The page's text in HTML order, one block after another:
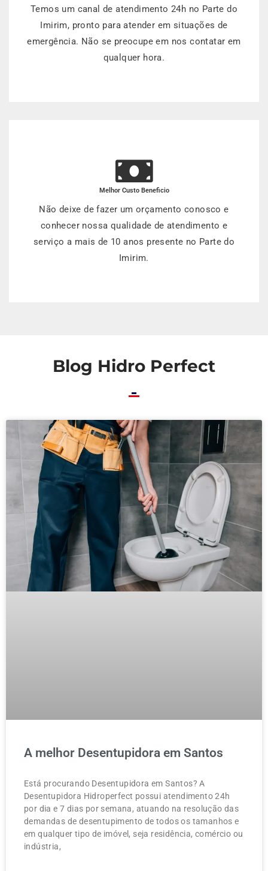
Temos um canal de atendimento 24h no Parte do
Imirim, pronto para atender em situações de
emergência. Não se preocupe em nos contatar em
qualquer hora.
Melhor Custo Beneficio
Não deixe de fazer um orçamento conosco e
conhecer nossa qualidade de atendimento e
serviço a mais de 10 anos presente no Parte do
Imirim.
Blog Hidro Perfect
A melhor Desentupidora em Santos
Está procurando Desentupidora em Santos? A
Desentupidora Hidroperfect possui atendimento 24h
por dia e 7 dias por semana, atuando na resolução das
demandas de desentupimento de todos os tamanhos e
em qualquer tipo de imóvel, seja residência, comércio ou
indústria,